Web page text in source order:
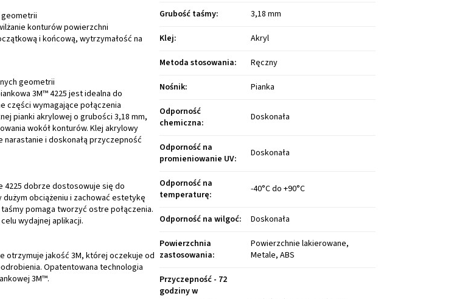
geometrii
konturów powierzchni
i końcową, wytrzymałość na
geometrii
3M™ 4225 jest idealna do
części wymagające połączenia
pianki akrylowej o grubości 3,18 mm,
wokół konturów. Klej akrylowy
i doskonałą przyczepność
4225 dobrze dostosowuje się do
obciążeniu i zachować estetykę
pomaga tworzyć ostre połączenia.
wydajnej aplikacji.
otrzymuje jakość 3M, której oczekuje od
Opatentowana technologia
3M™.
Grubość taśmy:
3,18 mm
Klej:
Akryl
Metoda stosowania:
Ręczny
Nośnik:
Pianka
Odporność
chemiczna: Doskonała
Odporność na
promieniowanie UV: Doskonała
Odporność na
temperaturę: -40°C do +90°C
Odporność na wilgoć:
Doskonała
Powierzchnia
zastosowania:
Powierzchnie lakierowane,
Metale, ABS
Przyczepność - 72
godziny w